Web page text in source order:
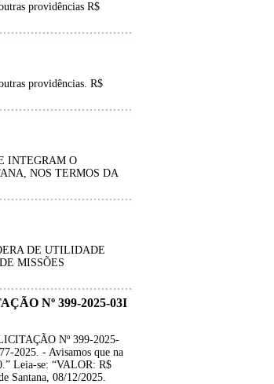
providências R$
providências. R$
INTEGRAM O
NOS TERMOS DA
DE UTILIDADE
MISSÕES
Nº 399-2025-03I
Nº 399-2025-
2025. - Avisamos que na
Leia-se: “VALOR: R$
Santana, 08/12/2025.